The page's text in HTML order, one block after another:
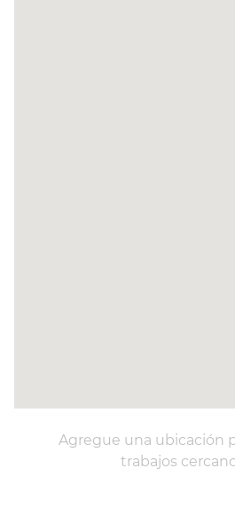
Agregue una ubicación
trabajos